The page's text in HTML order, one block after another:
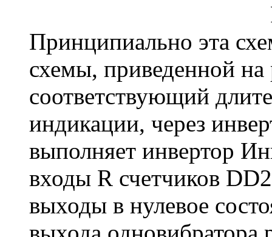
Принципиально эта
схемы, приведенной
соответствующий
индикации, через
выполняет инвертор
входы R счетчиков
выходы в нулевое